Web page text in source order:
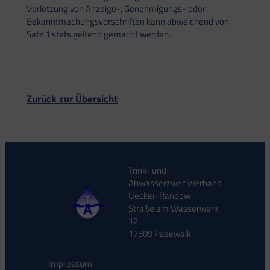
Verletzung von Anzeige-, Genehmigungs- oder
Bekanntmachungsvorschriften kann abweichend von
Satz 1 stets geltend gemacht werden.
Zurück zur Übersicht
Trink- und
Abwasserzweckverband
Uecker-Randow
Straße am Wasserwerk
12
17309 Pasewalk
Impressum